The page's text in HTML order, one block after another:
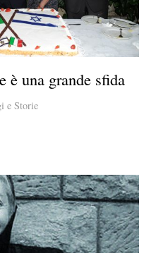
è una grande sfida
e Storie